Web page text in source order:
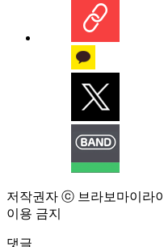
저작권자 ⓒ 브라보마이라
이용 금지
댓글